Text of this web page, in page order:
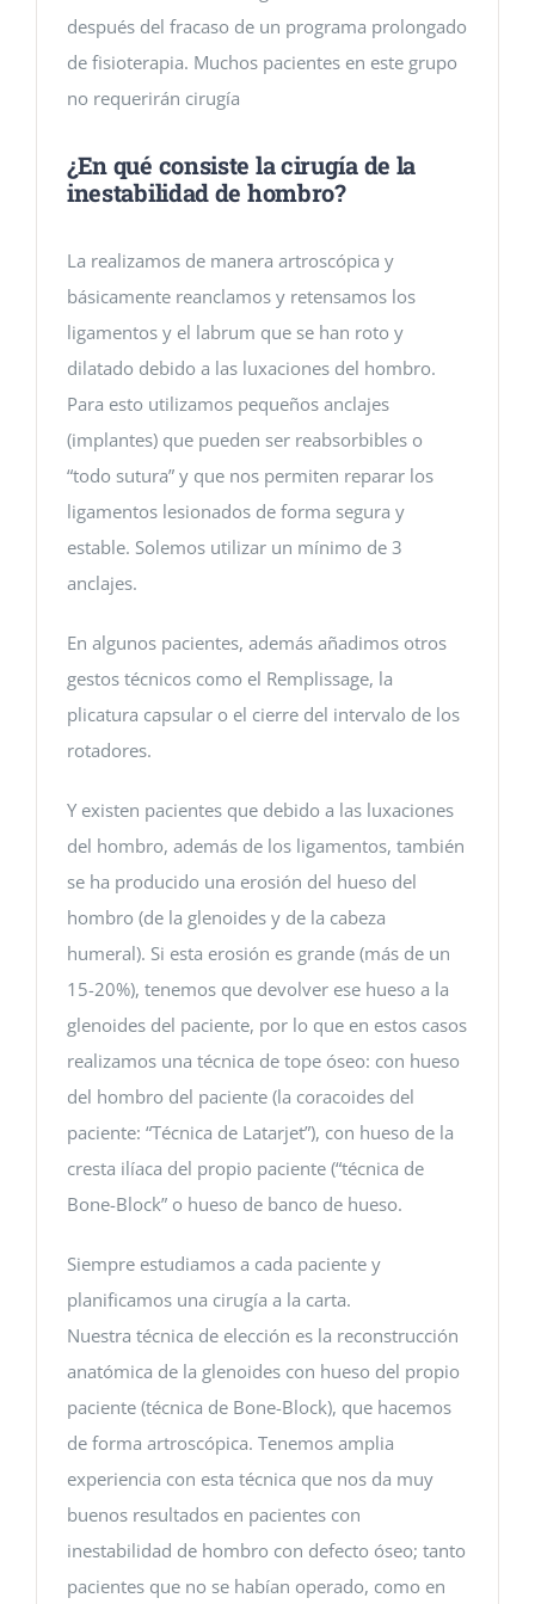
después del fracaso de un programa prolongado
de fisioterapia. Muchos pacientes en este grupo
no requerirán cirugía
¿En qué consiste la cirugía de la
inestabilidad de hombro?
La realizamos de manera artroscópica y
básicamente reanclamos y retensamos los
ligamentos y el labrum que se han roto y
dilatado debido a las luxaciones del hombro.
Para esto utilizamos pequeños anclajes
(implantes) que pueden ser reabsorbibles o
“todo sutura” y que nos permiten reparar los
ligamentos lesionados de forma segura y
estable. Solemos utilizar un mínimo de 3
anclajes.
En algunos pacientes, además añadimos otros
gestos técnicos como el Remplissage, la
plicatura capsular o el cierre del intervalo de los
rotadores.
Y existen pacientes que debido a las luxaciones
del hombro, además de los ligamentos, también
se ha producido una erosión del hueso del
hombro (de la glenoides y de la cabeza
humeral). Si esta erosión es grande (más de un
15-20%), tenemos que devolver ese hueso a la
glenoides del paciente, por lo que en estos casos
realizamos una técnica de tope óseo: con hueso
del hombro del paciente (la coracoides del
paciente: “Técnica de Latarjet”), con hueso de la
cresta ilíaca del propio paciente (“técnica de
Bone-Block” o hueso de banco de hueso.
Siempre estudiamos a cada paciente y
planificamos una cirugía a la carta.
Nuestra técnica de elección es la reconstrucción
anatómica de la glenoides con hueso del propio
paciente (técnica de Bone-Block), que hacemos
de forma artroscópica. Tenemos amplia
experiencia con esta técnica que nos da muy
buenos resultados en pacientes con
inestabilidad de hombro con defecto óseo; tanto
pacientes que no se habían operado, como en